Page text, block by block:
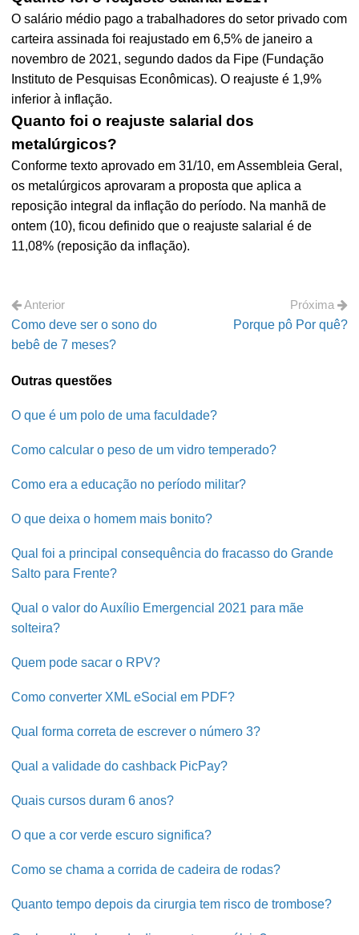
O salário médio pago a trabalhadores do setor privado com
carteira assinada foi reajustado em 6,5% de janeiro a
novembro de 2021, segundo dados da Fipe (Fundação
Instituto de Pesquisas Econômicas). O reajuste é 1,9%
inferior à inflação.
Quanto foi o reajuste salarial dos
metalúrgicos?
Conforme texto aprovado em 31/10, em Assembleia Geral,
os metalúrgicos aprovaram a proposta que aplica a
reposição integral da inflação do período. Na manhã de
ontem (10), ficou definido que o reajuste salarial é de
11,08% (reposição da inflação).
Anterior
Como deve ser o sono do
bebê de 7 meses?
Próxima
Porque pô Por quê?
Outras questões
O que é um polo de uma faculdade?
Como calcular o peso de um vidro temperado?
Como era a educação no período militar?
O que deixa o homem mais bonito?
Qual foi a principal consequência do fracasso do Grande
Salto para Frente?
Qual o valor do Auxílio Emergencial 2021 para mãe
solteira?
Quem pode sacar o RPV?
Como converter XML eSocial em PDF?
Qual forma correta de escrever o número 3?
Qual a validade do cashback PicPay?
Quais cursos duram 6 anos?
O que a cor verde escuro significa?
Como se chama a corrida de cadeira de rodas?
Quanto tempo depois da cirurgia tem risco de trombose?